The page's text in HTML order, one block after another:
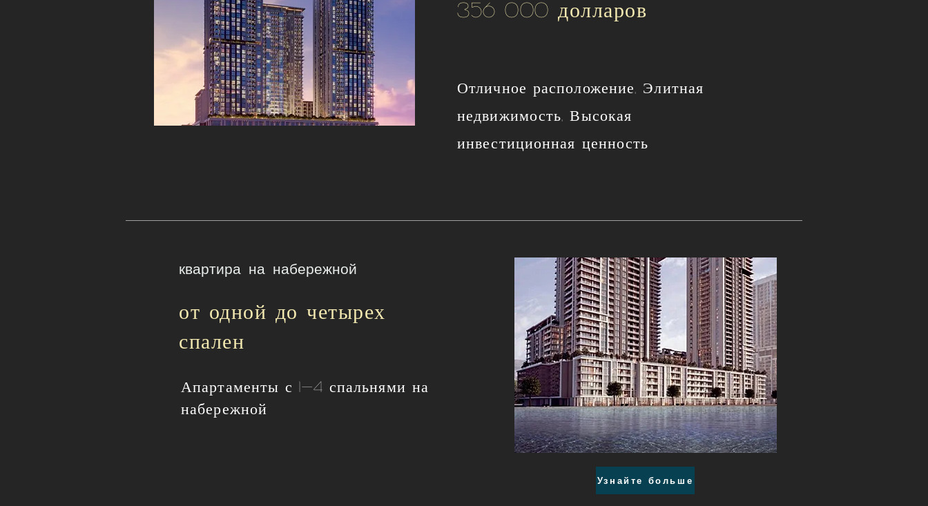
356 000 долларов
Отличное расположение, Элитная
недвижимость, Высокая
инвестиционная ценность
квартира на набережной
от одной до четырех
спален
Апартаменты с 1-4 спальнями на
набережной
Узнайте больше